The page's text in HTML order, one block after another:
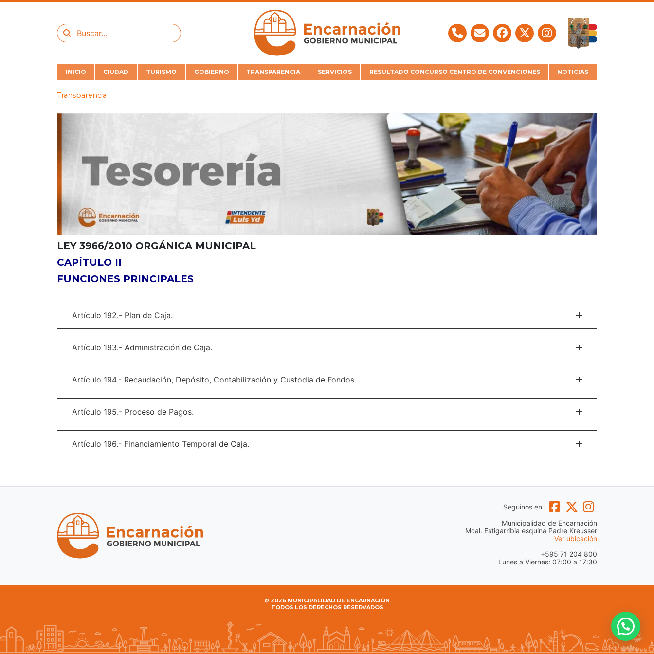
INICIO CIUDAD TURISMO GOBIERNO TRANSPARENCIA SERVICIOS RESULTADO CONCURSO CENTRO DE CONVENCIONES NOTICIAS
Transparencia
LEY 3966/2010 ORGÁNICA MUNICIPAL
CAPÍTULO II
FUNCIONES PRINCIPALES
Artículo 192.- Plan de Caja.
Artículo 193.- Administración de Caja.
Artículo 194.- Recaudación, Depósito, Contabilización y Custodia de Fondos.
Artículo 195.- Proceso de Pagos.
Artículo 196.- Financiamiento Temporal de Caja.
Seguinos en
Municipalidad de Encarnación
Mcal. Estigarribia esquina Padre Kreusser
Ver ubicación
+595 71 204 800
Lunes a Viernes: 07:00 a 17:30
© 2026 MUNICIPALIDAD DE ENCARNACIÓN
TODOS LOS DERECHOS RESERVADOS